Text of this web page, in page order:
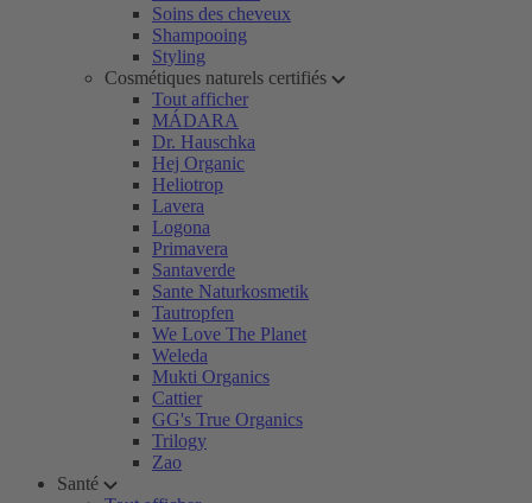
Soins des cheveux
Shampooing
Styling
Cosmétiques naturels certifiés
Tout afficher
MÁDARA
Dr. Hauschka
Hej Organic
Heliotrop
Lavera
Logona
Primavera
Santaverde
Sante Naturkosmetik
Tautropfen
We Love The Planet
Weleda
Mukti Organics
Cattier
GG's True Organics
Trilogy
Zao
Santé